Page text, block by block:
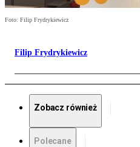
Foto: Filip Frydrykiewicz
Filip Frydrykiewicz
Zobacz również
Polecane